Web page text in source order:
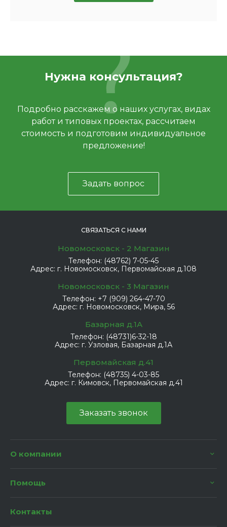
Нужна консультация?
Подробно расскажем о наших услугах, видах
работ и типовых проектах, рассчитаем
стоимость и подготовим индивидуальное
предложение!
Задать вопрос
СВЯЗАТЬСЯ С НАМИ
Новомосковск - 2 Магазин
Телефон: (48762) 7-05-45
Адрес: г. Новомосковск, Первомайская д.108
Новомосковск - 3 Магазин
Телефон: +7 (909) 264-47-70
Адрес: г. Новомосковск, Мира, 56
Базарная д.1А
Телефон: (48731)6-32-18
Адрес: г. Узловая, Базарная д.1А
Первомайская д.41
Телефон: (48735) 4-03-85
Адрес: г. Кимовск, Первомайская д.41
Заказать звонок
О компании
Помощь
Контакты